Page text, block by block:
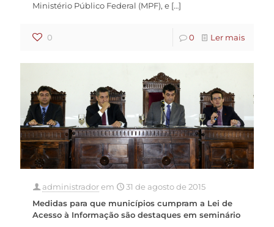
Ministério Público Federal (MPF), e […]
0 0 Ler mais
administradorem
31 de agosto de 2015
Medidas para que municípios cumpram a Lei de
Acesso à Informação são destaques em seminário